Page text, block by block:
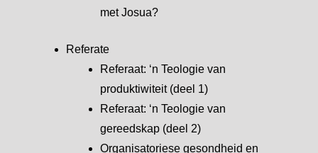
met Josua?
Referate
Referaat: ‘n Teologie van
produktiwiteit (deel 1)
Referaat: ‘n Teologie van
gereedskap (deel 2)
Organisatoriese gesondheid en